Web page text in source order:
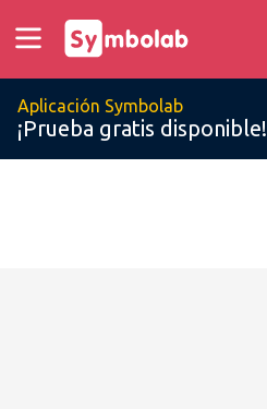
Aplicación Symbolab
¡Prueba gratis disponible!